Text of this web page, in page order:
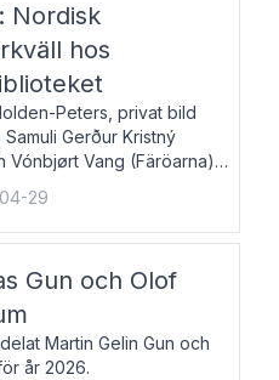
Nordisk
hos
Peters, privat bild
Gerður Kristný
Vónbjørt Vang (Färöarna)
verk och samtalar med
De läser upp på
och svenska och
29
Gun och Olof
Martin Gelin Gun och
år 2026.